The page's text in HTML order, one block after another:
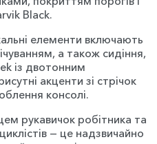
Black.
елементи включають
а також сидіння,
із двотонним
акценти зі стрічок
консолі.
рукавичок робітника та
— це надзвичайно